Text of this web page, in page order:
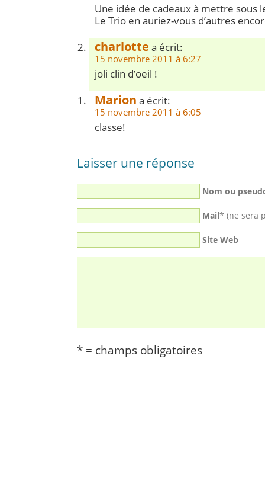
Une idée de cadeaux à mettre sous
Le Trio en auriez-vous d’autres
charlotte a écrit:
15 novembre 2011 à 6:27
joli clin d’oeil !
Marion a écrit:
15 novembre 2011 à 6:05
classe!
Laisser une réponse
Nom ou
Mail* (ne sera
Site Web
* = champs obligatoires